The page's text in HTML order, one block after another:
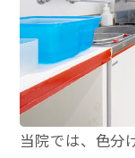
当院では、色分